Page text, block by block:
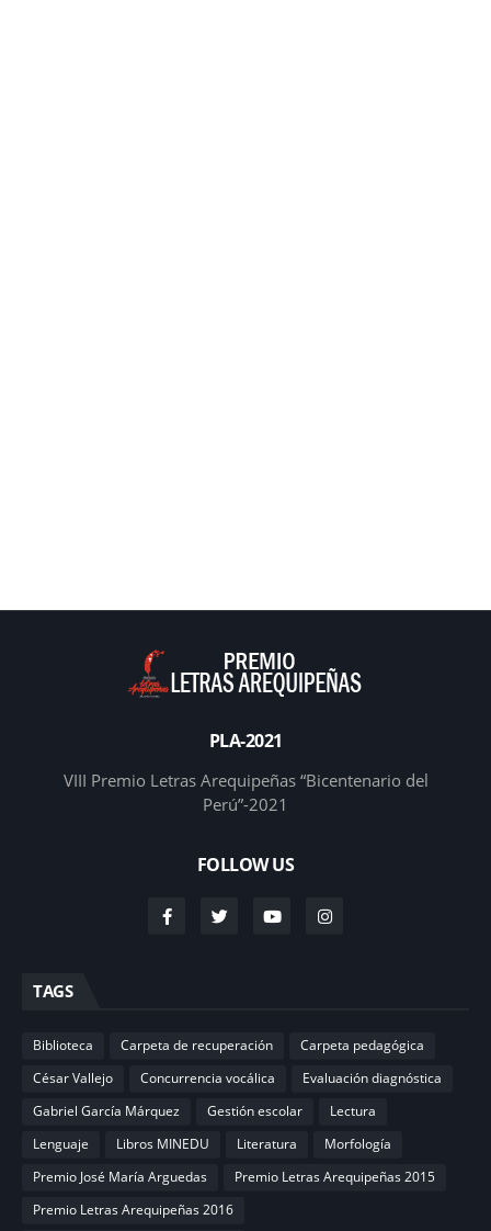
PLA-2021
VIII Premio Letras Arequipeñas “Bicentenario del
Perú”-2021
FOLLOW US
TAGS
Biblioteca Carpeta de recuperación
Carpeta pedagógica
César Vallejo
Concurrencia vocálica
Evaluación diagnóstica
Gabriel García Márquez
Gestión escolar
Lectura
Lenguaje
Libros MINEDU Literatura
Morfología
Premio José María Arguedas
Premio Letras Arequipeñas 2015
Premio Letras Arequipeñas 2016